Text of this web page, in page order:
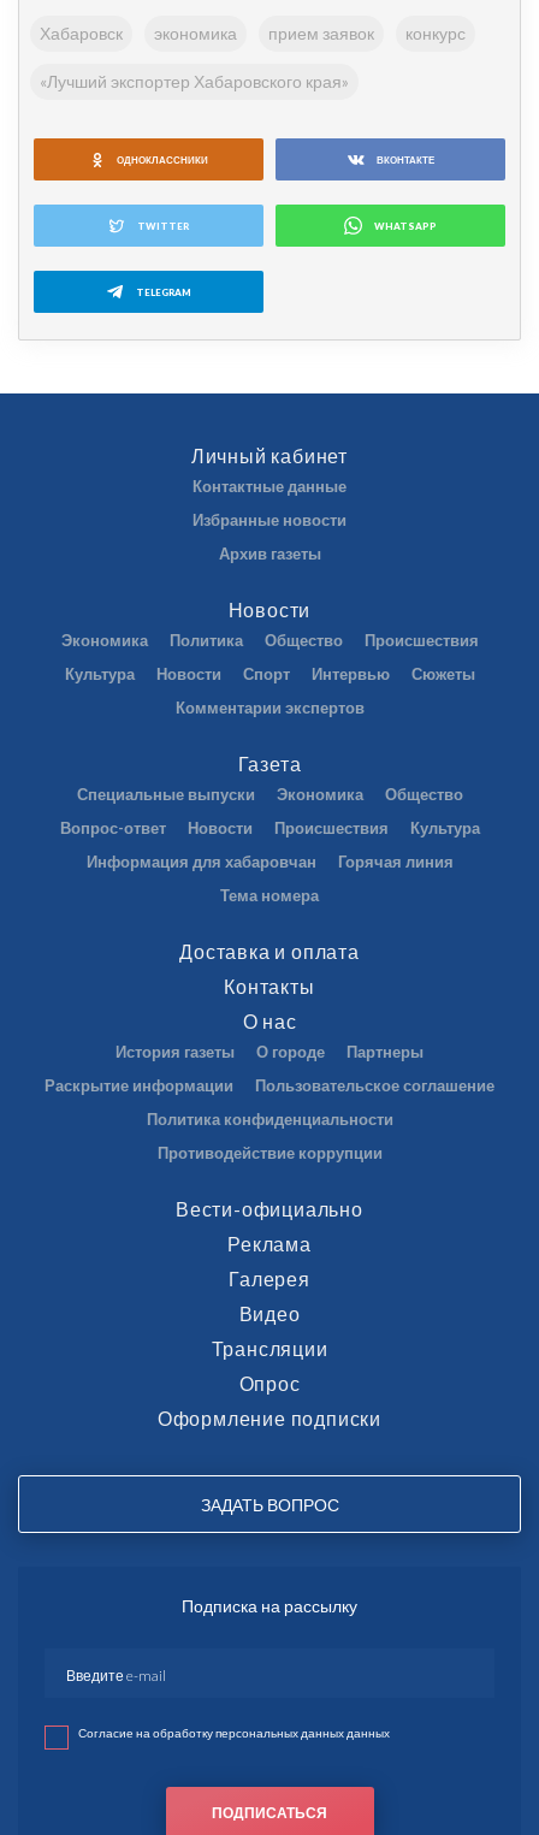
Хабаровск экономика прием заявок конкурс
«Лучший экспортер Хабаровского края»
ОДНОКЛАССНИКИ ВКОНТАКТЕ
TWITTER WHATSAPP
TELEGRAM
Личный кабинет
Контактные данные
Избранные новости
Архив газеты
Новости
Экономика Политика Общество
Происшествия
Культура
Новости Спорт Интервью
Сюжеты
Комментарии экспертов
Газета
Специальные выпуски Экономика
Общество
Вопрос-ответ
Новости Происшествия
Культура
Информация для хабаровчан
Горячая линия
Тема номера
Доставка и оплата
Контакты
О нас
История газеты О городе
Партнеры
Раскрытие информации
Пользовательское соглашение
Политика конфиденциальности
Противодействие коррупции
Вести-официально
Реклама
Галерея
Видео
Трансляции
Опрос
Оформление подписки
ЗАДАТЬ ВОПРОС
Подписка на рассылку
Согласие на обработку персональных данных данных
ПОДПИСАТЬСЯ